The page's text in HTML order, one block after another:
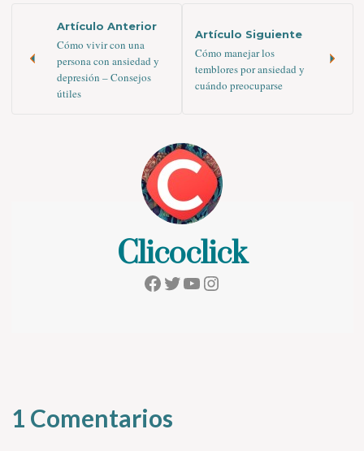
Artículo Anterior
Cómo vivir con una
persona con ansiedad y
depresión – Consejos
útiles
Artículo Siguiente
Cómo manejar los
temblores por ansiedad y
cuándo preocuparse
Clicoclick
Facebook
Twitter
YouTube
Instagram
1 Comentarios